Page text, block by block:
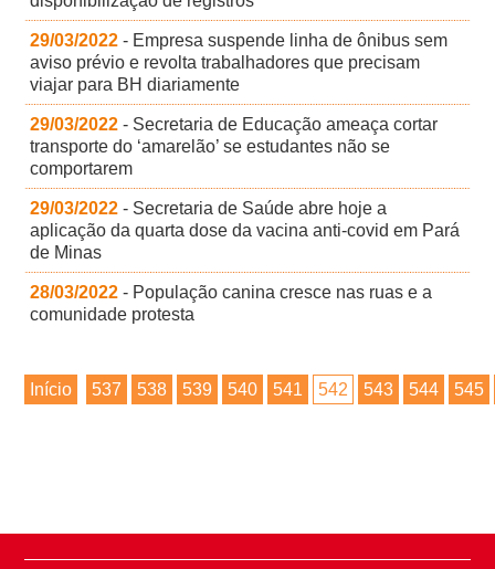
29/03/2022 - Empresa suspende linha de ônibus sem
aviso prévio e revolta trabalhadores que precisam
viajar para BH diariamente
29/03/2022 - Secretaria de Educação ameaça cortar
transporte do ‘amarelão’ se estudantes não se
comportarem
29/03/2022 - Secretaria de Saúde abre hoje a
aplicação da quarta dose da vacina anti-covid em Pará
de Minas
28/03/2022 - População canina cresce nas ruas e a
comunidade protesta
Início 537 538 539 540 541 542 543 544 545